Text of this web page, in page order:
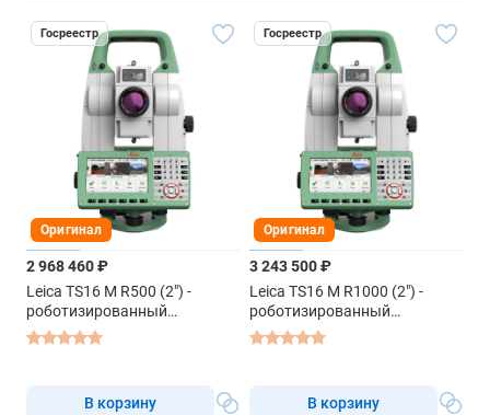
Госреестр
Оригинал
2 968 460 ₽
Leica TS16 M R500 (2") -
роботизированный
тахеометр
В корзину
Госреестр
Оригинал
3 243 500 ₽
Leica TS16 M R1000 (2") -
роботизированный
тахеометр
В корзину